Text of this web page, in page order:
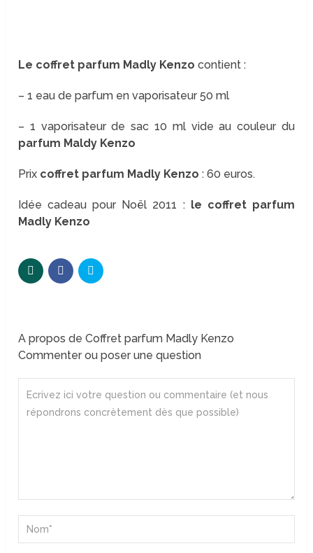
Le coffret parfum Madly Kenzo contient :
– 1 eau de parfum en vaporisateur 50 ml
– 1 vaporisateur de sac 10 ml vide au couleur du
parfum Maldy Kenzo
Prix coffret parfum Madly Kenzo : 60 euros.
Idée cadeau pour Noël 2011 :le coffret parfum
Madly Kenzo
A propos de Coffret parfum Madly Kenzo
Commenter ou poser une question